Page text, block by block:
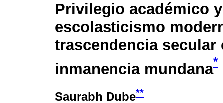
Privilegio académico y
escolasticismo
trascendencia secular
inmanencia mundana*
Saurabh Dube**